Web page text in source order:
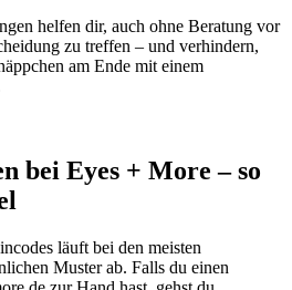
helfen dir, auch ohne Beratung vor
zu treffen – und verhindern,
am Ende mit einem
bei Eyes + More – so
läuft bei den meisten
Muster ab. Falls du einen